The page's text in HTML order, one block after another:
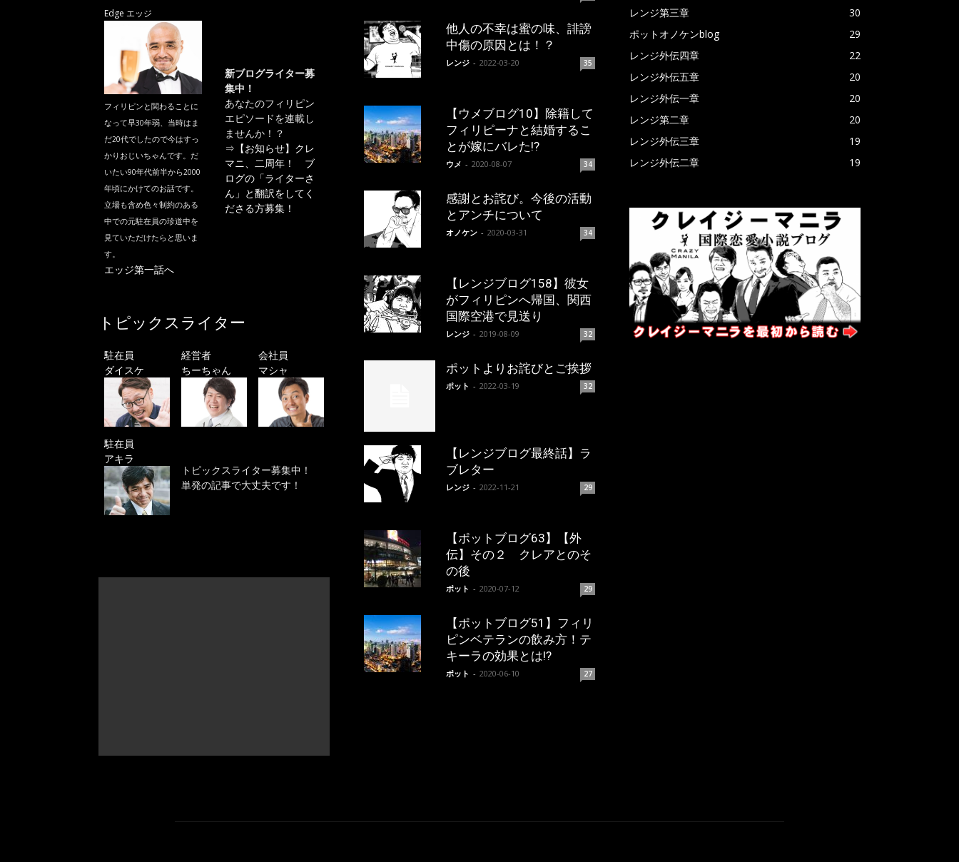
Edge エッジ
フィリピンと関わることに
なって早30年弱、当時はま
だ20代でしたので今はすっ
かりおじいちゃんです。だ
いたい90年代前半から2000
年頃にかけてのお話です。
立場も含め色々制約のある
中での元駐在員の珍道中を
見ていただけたらと思いま
す。
エッジ第一話へ
新ブログライター募
集中！
あなたのフィリピン
エピソードを連載し
ませんか！？
⇒ 【お知らせ】クレ
マニ、二周年！ ブ
ログの「ライターさ
ん」と翻訳をしてく
ださる方募集！
トピックスライター
駐在員
ダイスケ
経営者
ちーちゃん
会社員
マシャ
駐在員
アキラ
トピックスライター募集中！
単発の記事で大丈夫です！
他人の不幸は蜜の味、誹謗
中傷の原因とは！？
レンジ - 2022-03-20 35
【ウメブログ10】除籍して
フィリピーナと結婚するこ
とが嫁にバレた!?
ウメ - 2020-08-07 34
感謝とお詫び。今後の活動
とアンチについて
オノケン - 2020-03-31 34
【レンジブログ158】彼女
がフィリピンへ帰国、関西
国際空港で見送り
レンジ - 2019-08-09 32
ポットよりお詫びとご挨拶
ポット - 2022-03-19 32
【レンジブログ最終話】ラ
ブレター
レンジ - 2022-11-21 29
【ポットブログ63】【外
伝】その２ クレアとのそ
の後
ポット - 2020-07-12 29
【ポットブログ51】フィリ
ピンベテランの飲み方！テ
キーラの効果とは!?
ポット - 2020-06-10 27
レンジ第三章
30
ポットオノケンblog
29
レンジ外伝四章
22
レンジ外伝五章
20
レンジ外伝一章
20
レンジ第二章
20
レンジ外伝三章
19
レンジ外伝二章
19